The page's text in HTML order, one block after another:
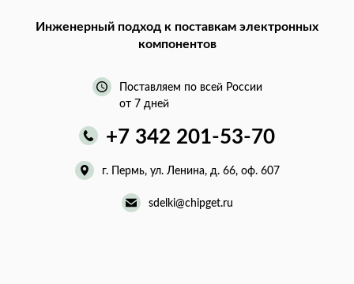
Инженерный подход к поставкам электронных
компонентов
Поставляем по всей России
от 7 дней
+7 342 201-53-70
г. Пермь, ул. Ленина, д. 66, оф. 607
sdelki@chipget.ru